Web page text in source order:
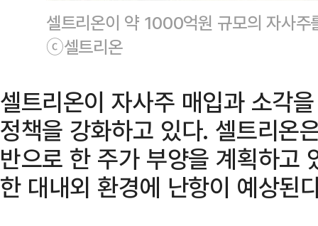
셀트리온이 약 1000억원 규모의 자사
ⓒ셀트리온
셀트리온이 자사주 매입과 소각
정책을 강화하고 있다. 셀트리온
반으로 한 주가 부양을 계획하고
한 대내외 환경에 난항이 예상된